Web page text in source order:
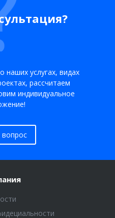
наших услугах, видах
рассчитаем
индивидуальное
вопрос